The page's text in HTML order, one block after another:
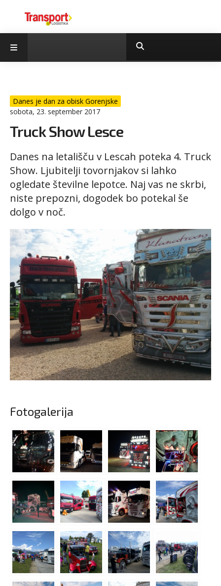
Danes je dan za obisk Gorenjske
sobota, 23. september 2017
Truck Show Lesce
Danes na letališču v Lescah poteka 4. Truck
Show. Ljubitelji tovornjakov si lahko
ogledate številne lepotce. Naj vas ne skrbi,
niste prepozni, dogodek bo potekal še
dolgo v noč.
Fotogalerija